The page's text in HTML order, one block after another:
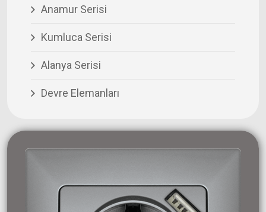
Anamur Serisi
Kumluca Serisi
Alanya Serisi
Devre Elemanları